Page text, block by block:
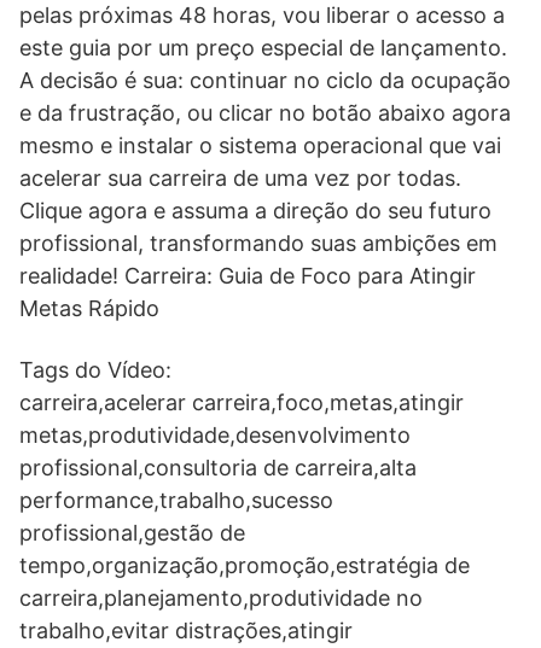
pelas próximas 48 horas, vou liberar o acesso a
este guia por um preço especial de lançamento.
A decisão é sua: continuar no ciclo da ocupação
e da frustração, ou clicar no botão abaixo agora
mesmo e instalar o sistema operacional que vai
acelerar sua carreira de uma vez por todas.
Clique agora e assuma a direção do seu futuro
profissional, transformando suas ambições em
realidade! Carreira: Guia de Foco para Atingir
Metas Rápido
Tags do Vídeo:
carreira,acelerar carreira,foco,metas,atingir
metas,produtividade,desenvolvimento
profissional,consultoria de carreira,alta
performance,trabalho,sucesso
profissional,gestão de
tempo,organização,promoção,estratégia de
carreira,planejamento,produtividade no
trabalho,evitar distrações,atingir